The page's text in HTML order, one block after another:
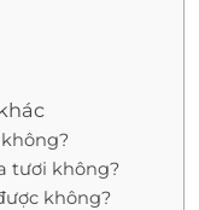
tươi không?
không?